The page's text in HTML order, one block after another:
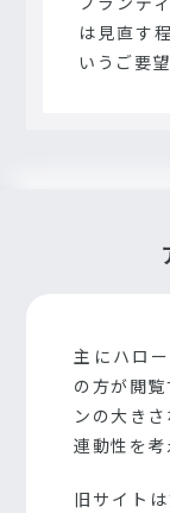
は見直す
いうご要望
主にハロ
の方が閲
ンの大き
連動性を考
旧サイト